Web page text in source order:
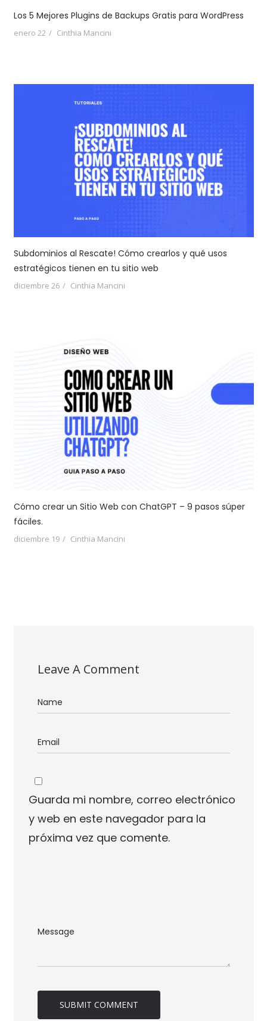
Los 5 Mejores Plugins de Backups Gratis para WordPress
enero 22 Cinthia Mancini
Subdominios al Rescate! Cómo crearlos y qué usos
estratégicos tienen en tu sitio web
diciembre 26 Cinthia Mancini
Cómo crear un Sitio Web con ChatGPT – 9 pasos súper
fáciles.
diciembre 19 Cinthia Mancini
Leave A Comment
Guarda mi nombre, correo electrónico
y web en este navegador para la
próxima vez que comente.